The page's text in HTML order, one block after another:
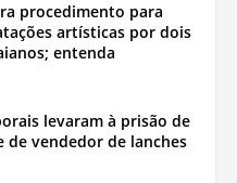
procedimento para
artísticas por dois
entenda
levaram à prisão de
de vendedor de lanches